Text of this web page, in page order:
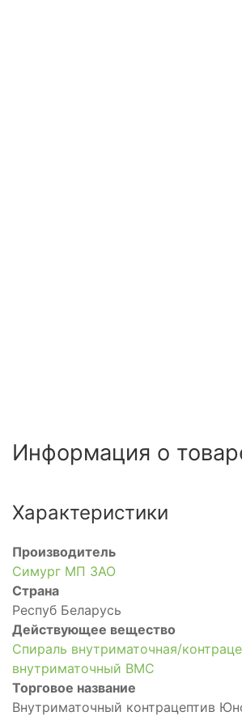
Информация о
Характеристики
Производитель
Симург МП ЗАО
Страна
Респуб Беларусь
Действующее вещество
Спираль внутриматочная/
внутриматочный ВМС
Торговое название
Внутриматочный контрацептив